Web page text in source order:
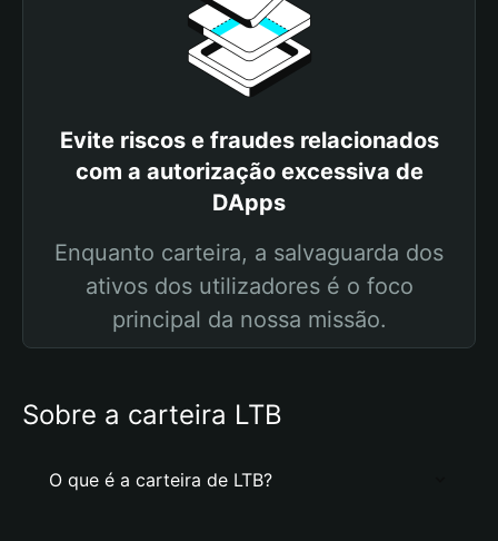
Evite riscos e fraudes relacionados
com a autorização excessiva de
DApps
Enquanto carteira, a salvaguarda dos
ativos dos utilizadores é o foco
principal da nossa missão.
Sobre a carteira LTB
O que é a carteira de LTB?